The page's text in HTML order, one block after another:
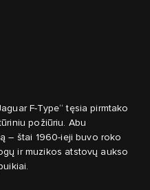
F-Type“ tęsia pirmtako
požiūriu. Abu
– štai 1960-ieji buvo roko
ir muzikos atstovų aukso